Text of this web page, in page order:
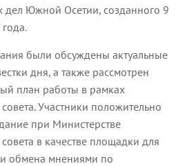
дел Южной Осетии, созданного 9
были обсуждены актуальные
дня, а также рассмотрен
план работы в рамках
Участники положительно
при Министерстве
в качестве площадки для
обмена мнениями по